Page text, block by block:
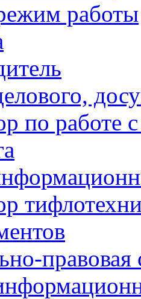
работы
по работе
правовая